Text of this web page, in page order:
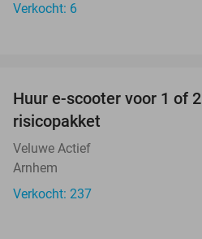
Verkocht: 6
Huur e-scooter voor 1 of
risicopakket
Veluwe Actief
Arnhem
Verkocht: 237